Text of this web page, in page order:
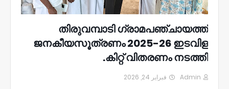
തിരുവമ്പാടി ഗ്രാമപഞ്ചായത്ത്
ജനകീയസൂത്രണം 2025-26 ഇടവിള
കിറ്റ് വിതരണം നടത്തി.
Admin فبراير 24, 2026